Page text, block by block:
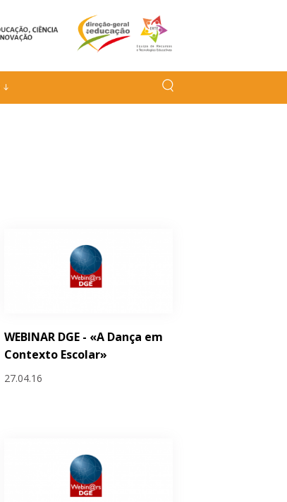
WEBINAR DGE - «A Dança em
Contexto Escolar»
27.04.16